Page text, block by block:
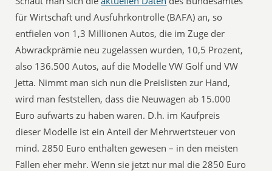
für Wirtschaft und Ausfuhrkontrolle (BAFA) an, so
entfielen von 1,3 Millionen Autos, die im Zuge der
Abwrackprämie neu zugelassen wurden, 10,5 Prozent,
also 136.500 Autos, auf die Modelle VW Golf und VW
Jetta. Nimmt man sich nun die Preislisten zur Hand,
wird man feststellen, dass die Neuwagen ab 15.000
Euro aufwärts zu haben waren. D.h. im Kaufpreis
dieser Modelle ist ein Anteil der Mehrwertsteuer von
mind. 2850 Euro enthalten gewesen – in den meisten
Fällen eher mehr. Wenn sie jetzt nur mal die 2850 Euro